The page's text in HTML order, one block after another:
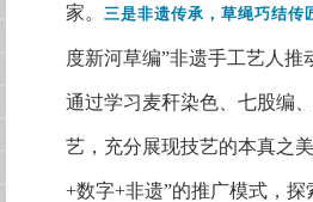
家。 三是非遗传承，草绳巧结传
度新河草编”非遗手工艺人推
通过学习麦秆染色、七股编
艺，充分展现技艺的本真之
+数字+非遗”的推广模式，